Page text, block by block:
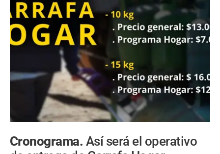
Cronograma. Así será el operativo